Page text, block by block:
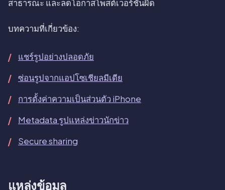
สาธารณะ และลดโอกาสโพสต์เวอร์ชันผิด
บทความที่เกี่ยวข้อง:
แชร์รูปอย่างปลอดภัย
ซ่อนรูปจากแอปโซเชียลมีเดีย
การตั้งค่าความเป็นส่วนตัว iPhone
Metadata รูปแหล่งข่าวนักข่าว
Secure sharing
แหล่งข้อมูล